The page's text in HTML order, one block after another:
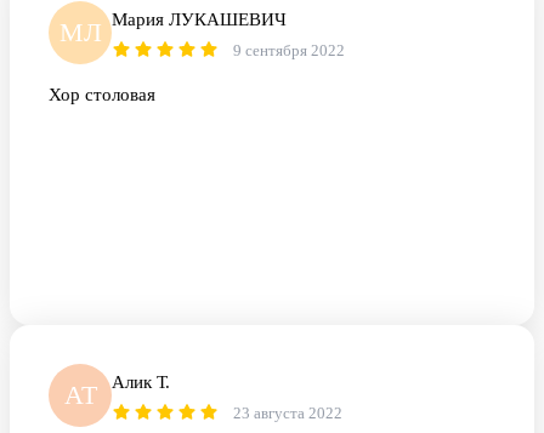
МЛ Мария ЛУКАШЕВИЧ
9 сентября 2022
Хор столовая
АТ Алик Т.
23 августа 2022